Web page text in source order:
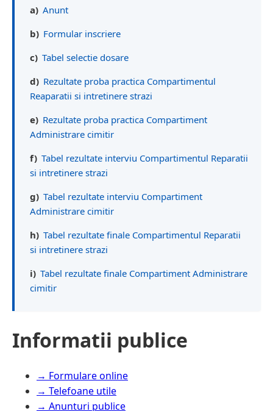
a) Anunt
b) Formular inscriere
c) Tabel selectie dosare
d) Rezultate proba practica Compartimentul
Reaparatii si intretinere strazi
e) Rezultate proba practica Compartiment
Administrare cimitir
f) Tabel rezultate interviu Compartimentul Reparatii
si intretinere strazi
g) Tabel rezultate interviu Compartiment
Administrare cimitir
h) Tabel rezultate finale Compartimentul Reparatii
si intretinere strazi
i) Tabel rezultate finale Compartiment Administrare
cimitir
Informatii publice
→ Formulare online
→ Telefoane utile
→ Anunturi publice